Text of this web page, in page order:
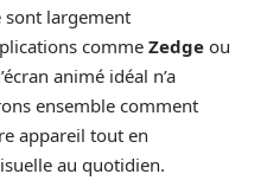
sont largement
comme Zedge ou
animé idéal n’a
ensemble comment
appareil tout en
au quotidien.